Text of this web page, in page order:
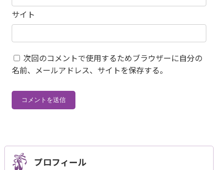
サイト
次回のコメントで使用するためブラウザーに自分の
名前、メールアドレス、サイトを保存する。
プロフィール